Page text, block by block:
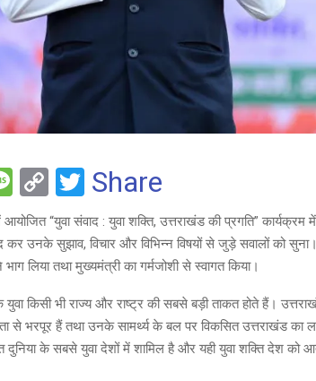
M
es
s
a
g
e
C
o
py
Li
n
k
T
wi
tt
er
Share
“युवा संवाद : युवा शक्ति, उत्तराखंड की प्रगति” कार्यक्रम
कर उनके सुझाव, विचार और विभिन्न विषयों से जुड़े सवालों को
लिया तथा मुख्यमंत्री का गर्मजोशी से स्वागत किया।
किसी भी राज्य और राष्ट्र की सबसे बड़ी ताकत होते हैं।
से भरपूर हैं तथा उनके सामर्थ्य के बल पर विकसित उत्तराखंड का
दुनिया के सबसे युवा देशों में शामिल है और यही युवा शक्ति देश को